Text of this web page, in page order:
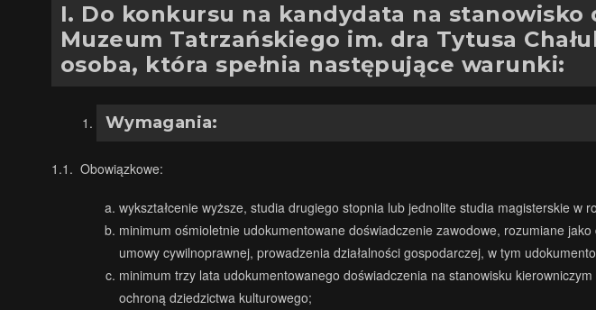
I. Do konkursu na kandydata na stanowisko
Muzeum Tatrzańskiego im. dra Tytusa
osoba, która spełnia następujące warunki:
Wymagania:
1.1. Obowiązkowe:
wykształcenie wyższe, studia drugiego stopnia lub jednolite studia magisterskie w
minimum ośmioletnie udokumentowane doświadczenie zawodowe, rozumiane
umowy cywilnoprawnej, prowadzenia działalności gospodarczej, w tym
minimum trzy lata udokumentowanego doświadczenia na stanowisku
ochroną dziedzictwa kulturowego;